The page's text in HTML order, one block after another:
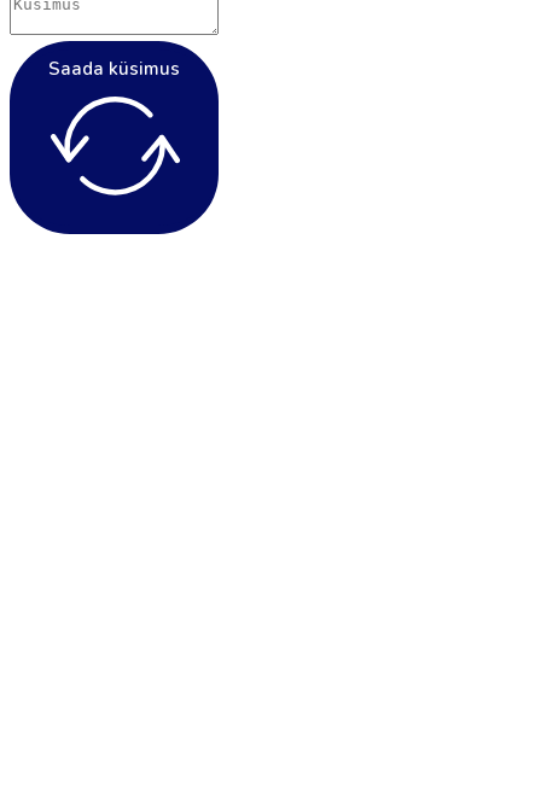
Saada küsimus